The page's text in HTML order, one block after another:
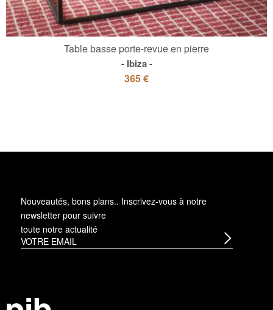
Table basse porte-revue en pierre
Ibiza
365 €
Nouveautés, bons plans.. Inscrivez-vous à notre
newsletter pour suivre
toute notre actualité